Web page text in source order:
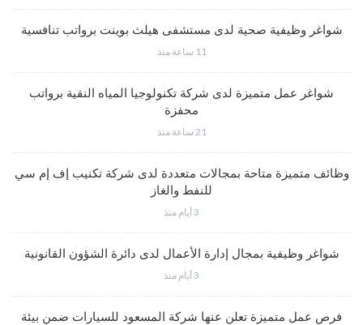
شواغر وظيفية صحية لدى مستشفى هيلث بوينت برواتب تنافسية
11 ساعة منذ
شواغر عمل متميزة لدى شركة تكنولوجيا المياه النقية برواتب
محفزة
21 ساعة منذ
وظائف متميزة متاحة بمجالات متعددة لدى شركة تكنيب إف إم سي
للنفط والغاز
3 أيام منذ
شواغر وظيفية بمجال إدارة الأعمال لدى دائرة الشؤون القانونية
3 أيام منذ
فرص عمل متميزة تعلن عنها شركة المسعود للسيارات ضمن بيئة